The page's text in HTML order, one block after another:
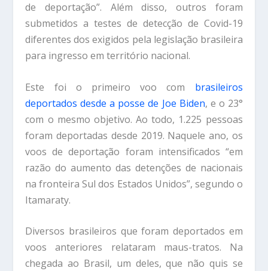
de deportação”. Além disso, outros foram
submetidos a testes de detecção de Covid-19
diferentes dos exigidos pela legislação brasileira
para ingresso em território nacional.
Este foi o primeiro voo com brasileiros
deportados desde a posse de Joe Biden, e o 23°
com o mesmo objetivo. Ao todo, 1.225 pessoas
foram deportadas desde 2019. Naquele ano, os
voos de deportação foram intensificados “em
razão do aumento das detenções de nacionais
na fronteira Sul dos Estados Unidos”, segundo o
Itamaraty.
Diversos brasileiros que foram deportados em
voos anteriores relataram maus-tratos. Na
chegada ao Brasil, um deles, que não quis se